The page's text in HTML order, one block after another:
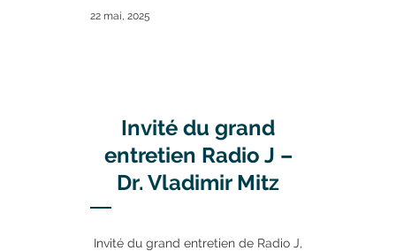
22 mai, 2025
Invité du grand
entretien Radio J –
Dr. Vladimir Mitz
Invité du grand entretien de Radio J,